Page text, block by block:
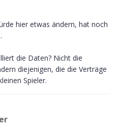
hier etwas ändern, hat noch
die Daten? Nicht die
diejenigen, die die Verträge
Spieler.